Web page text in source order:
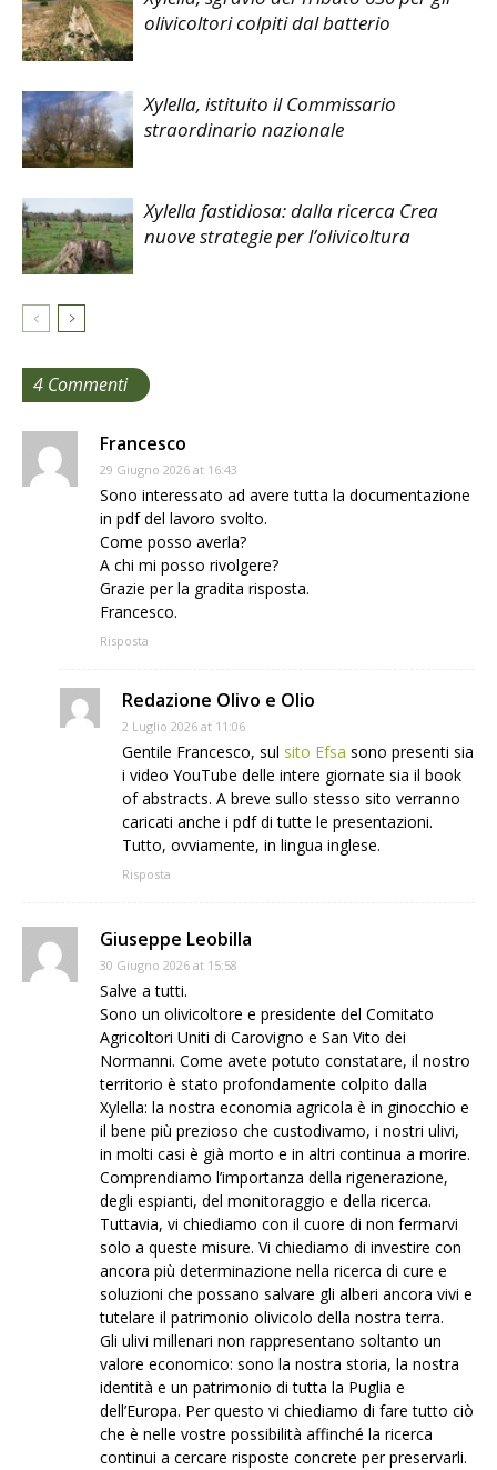
olivicoltori colpiti dal batterio
Xylella, istituito il Commissario
straordinario nazionale
Xylella fastidiosa: dalla ricerca Crea
nuove strategie per l’olivicoltura
4 Commenti
Francesco
29 Giugno 2026 at 16:43
Sono interessato ad avere tutta la documentazione
in pdf del lavoro svolto.
Come posso averla?
A chi mi posso rivolgere?
Grazie per la gradita risposta.
Francesco.
Risposta
Redazione Olivo e Olio
2 Luglio 2026 at 11:06
Gentile Francesco, sul sito Efsa sono presenti sia
i video YouTube delle intere giornate sia il book
of abstracts. A breve sullo stesso sito verranno
caricati anche i pdf di tutte le presentazioni.
Tutto, ovviamente, in lingua inglese.
Risposta
Giuseppe Leobilla
30 Giugno 2026 at 15:58
Salve a tutti.
Sono un olivicoltore e presidente del Comitato
Agricoltori Uniti di Carovigno e San Vito dei
Normanni. Come avete potuto constatare, il nostro
territorio è stato profondamente colpito dalla
Xylella: la nostra economia agricola è in ginocchio e
il bene più prezioso che custodivamo, i nostri ulivi,
in molti casi è già morto e in altri continua a morire.
Comprendiamo l’importanza della rigenerazione,
degli espianti, del monitoraggio e della ricerca.
Tuttavia, vi chiediamo con il cuore di non fermarvi
solo a queste misure. Vi chiediamo di investire con
ancora più determinazione nella ricerca di cure e
soluzioni che possano salvare gli alberi ancora vivi e
tutelare il patrimonio olivicolo della nostra terra.
Gli ulivi millenari non rappresentano soltanto un
valore economico: sono la nostra storia, la nostra
identità e un patrimonio di tutta la Puglia e
dell’Europa. Per questo vi chiediamo di fare tutto ciò
che è nelle vostre possibilità affinché la ricerca
continui a cercare risposte concrete per preservarli.